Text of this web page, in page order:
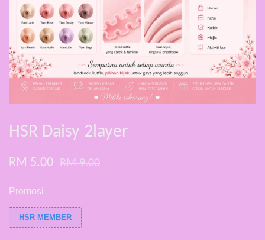
HSR Daisy 2layer
RM 5.00 RM 9.00
Promosi
HSR MEMBER